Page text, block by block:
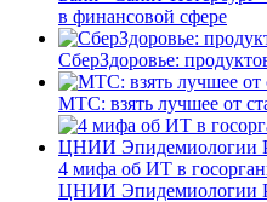
в финансовой сфере
СберЗдоровье:
МТС: взять лучшее от
4 мифа об ИТ в
ЦНИИ Эпидемиологии